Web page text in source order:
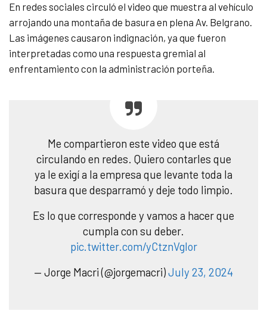
En redes sociales circuló el video que muestra al vehículo
arrojando una montaña de basura en plena Av. Belgrano.
Las imágenes causaron indignación, ya que fueron
interpretadas como una respuesta gremial al
enfrentamiento con la administración porteña.
Me compartieron este video que está
circulando en redes. Quiero contarles que
ya le exigí a la empresa que levante toda la
basura que desparramó y deje todo limpio.
Es lo que corresponde y vamos a hacer que
cumpla con su deber.
pic.twitter.com/yCtznVgIor
— Jorge Macri (@jorgemacri)July 23, 2024